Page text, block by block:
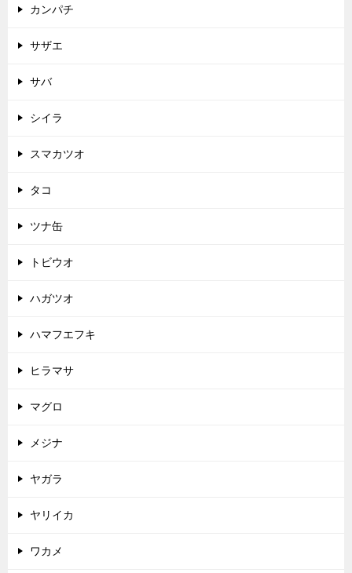
カンパチ
サザエ
サバ
シイラ
スマカツオ
タコ
ツナ缶
トビウオ
ハガツオ
ハマフエフキ
ヒラマサ
マグロ
メジナ
ヤガラ
ヤリイカ
ワカメ